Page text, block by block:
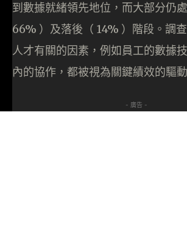
到數據就緒領先地位，而大部分仍
66% ）及落後（ 14% ）階段。調
人才有關的因素，例如員工的數據
內的協作，都被視為關鍵績效的驅
- 廣告 -